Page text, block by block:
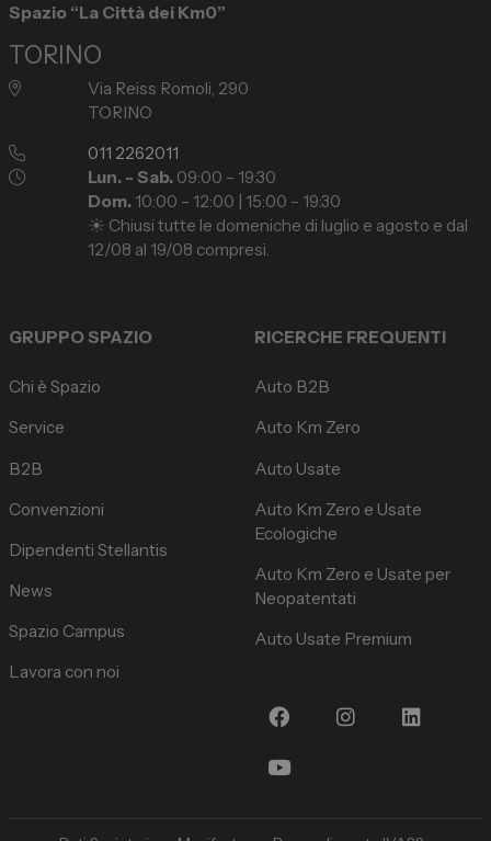
Spazio “La Città dei Km0”
TORINO
Via Reiss Romoli, 290
TORINO
011 2262011
Lun. - Sab.09:00 – 19:30
Dom.10:00 – 12:00 | 15:00 – 19:30
☀️ Chiusi tutte le domeniche di luglio e agosto e dal
12/08 al 19/08 compresi.
GRUPPO SPAZIO
Chi è Spazio
Service
B2B
Convenzioni
Dipendenti Stellantis
News
Spazio Campus
Lavora con noi
RICERCHE FREQUENTI
Auto B2B
Auto Km Zero
Auto Usate
Auto Km Zero e Usate
Ecologiche
Auto Km Zero e Usate per
Neopatentati
Auto Usate Premium